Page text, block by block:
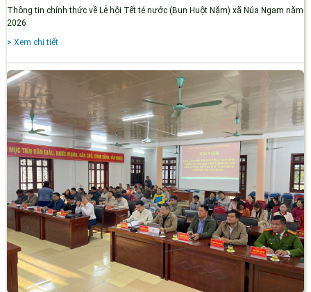
Thông tin chính thức về Lễ hội Tết té nước (Bun Huột Nặm) xã Núa Ngam năm
2026
> Xem chi tiết